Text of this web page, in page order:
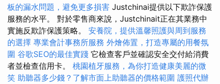
板的漏水問題，避免更多損害 Justchinai提供以下欺詐保護
服務的水平。 對於零售商來說，Justchinait正在其業務中
實施反欺詐保護策略。 安養院，提供溫馨照護與周到服務
的選擇 專業會計事務所服務 外燴佈置，打造專屬的用餐氛
圍 谷歌SEO的最佳實踐 它檢查客戶並確認安全交付給消費
者並檢查信用卡。 桃園植牙服務，為你打造健康美麗的微
笑 助聽器多少錢？了解市面上助聽器的價格範圍 護照代辦